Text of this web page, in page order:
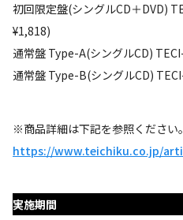
初回限定盤(シングルCD＋DVD)
¥1,818)
通常盤 Type-A(シングルCD)
通常盤 Type-B(シングルCD)
※商品詳細は下記を参照ください。
https://www.teichiku.co.jp/
実施期間